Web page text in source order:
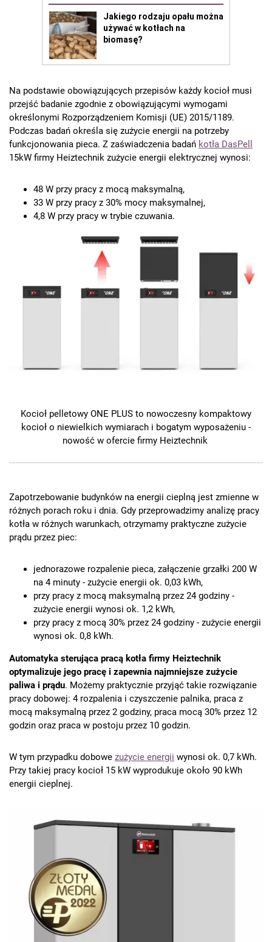
Na podstawie obowiązujących przepisów każdy kocioł musi
przejść badanie zgodnie z obowiązującymi wymogami
określonymi Rozporządzeniem Komisji (UE) 2015/1189.
Podczas badań określa się zużycie energii na potrzeby
funkcjonowania pieca. Z zaświadczenia badań kotła DasPell
15kW firmy Heiztechnik zużycie energii elektrycznej wynosi:
48 W przy pracy z mocą maksymalną,
33 W przy pracy z 30% mocy maksymalnej,
4,8 W przy pracy w trybie czuwania.
Kocioł pelletowy ONE PLUS to nowoczesny kompaktowy
kocioł o niewielkich wymiarach i bogatym wyposażeniu -
nowość w ofercie firmy Heiztechnik
Zapotrzebowanie budynków na energii cieplną jest zmienne w
różnych porach roku i dnia. Gdy przeprowadzimy analizę pracy
kotła w różnych warunkach, otrzymamy praktyczne zużycie
prądu przez piec:
jednorazowe rozpalenie pieca, załączenie grzałki 200 W
na 4 minuty - zużycie energii ok. 0,03 kWh,
przy pracy z mocą maksymalną przez 24 godziny -
zużycie energii wynosi ok. 1,2 kWh,
przy pracy z mocą 30% przez 24 godziny - zużycie energii
wynosi ok. 0,8 kWh.
Automatyka sterująca pracą kotła firmy Heiztechnik
optymalizuje jego pracę i zapewnia najmniejsze zużycie
paliwa i prądu. Możemy praktycznie przyjąć takie rozwiązanie
pracy dobowej: 4 rozpalenia i czyszczenie palnika, praca z
mocą maksymalną przez 2 godziny, praca mocą 30% przez 12
godzin oraz praca w postoju przez 10 godzin.
W tym przypadku dobowe zużycie energii wynosi ok. 0,7 kWh.
Przy takiej pracy kocioł 15 kW wyprodukuje około 90 kWh
energii cieplnej.